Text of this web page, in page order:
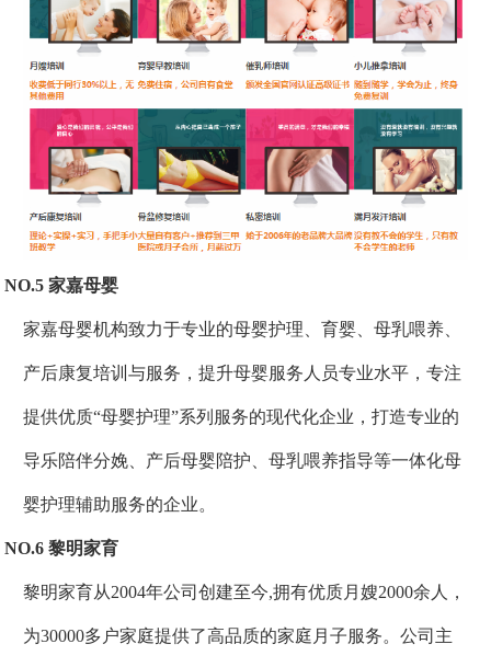
NO.5 家嘉母婴
家嘉母婴机构致力于专业的母婴护理、育婴、母乳喂养、
产后康复培训与服务，提升母婴服务人员专业水平，专注
提供优质“母婴护理”系列服务的现代化企业，打造专业的
导乐陪伴分娩、产后母婴陪护、母乳喂养指导等一体化母
婴护理辅助服务的企业。
NO.6 黎明家育
黎明家育从2004年公司创建至今,拥有优质月嫂2000余人，
为30000多户家庭提供了高品质的家庭月子服务。公司主